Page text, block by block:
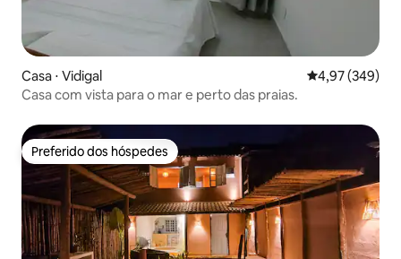
Casa ⋅ Vidigal 4,97 de uma
4,97 (349)
Casa com vista para o mar e perto das praias.
Preferido dos hóspedes
Preferido dos hóspedes